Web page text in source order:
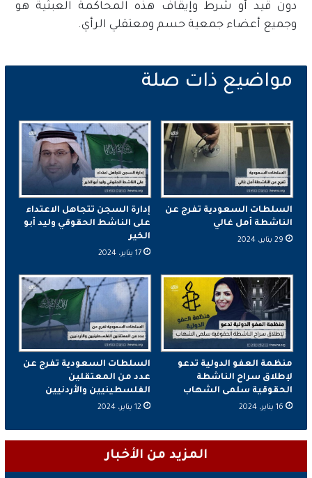
دون قيد أو شرط وإيقاف هذه المحاكمة العبثية هو
وجميع أعضاء جمعية حسم ومعتقلي الرأي.
السلطات السعودية تفرج عن
الناشطة أمل غالي
29 يناير، 2024
إدارة السجن تتجاهل الاعتداء
على الناشط الحقوقي وليد أبو
الخير
17 يناير، 2024
منظمة العفو الدولية تدعو
لإطلاق سراح الناشطة
الحقوقية سلمى الشهاب
16 يناير، 2024
السلطات السعودية تفرج عن
عدد من المعتقلين
الفلسطينيين والأردنيين
12 يناير، 2024
المزيد من الأخبار